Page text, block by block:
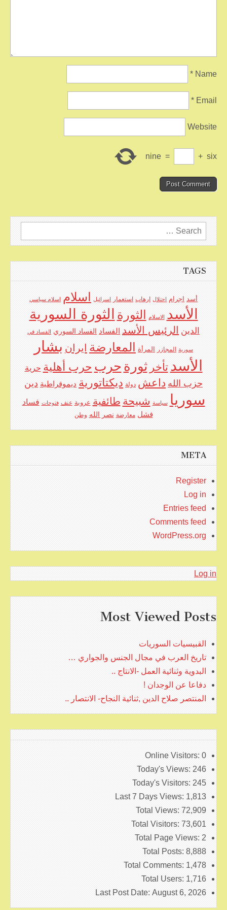
Name
*
Email
*
Website
six
+
=
nine
Search
for:
TAGS
أسد اجرام احتلال ارهاب استعمار اسرائيل اسلام اسلام سياسي
الأسد الاسلام الثورة الثورة السورية
الدين الرئيس الأسد الفساد الفساد السوري الفساد في
سورية المجازر المرأة المعارضة ايران بشار
الأسد تأخر ثورة حرب حرب أهلية حرية
حزب الله داعش دولة ديكتاتورية ديموقراطية دين
سوريا سياسة شبيحة طائفية عروبة عنف فتوحات فساد
فشل معارضة نصر الله وطن
META
Register
Log in
Entries feed
Comments feed
WordPress.org
Log in
Most Viewed Posts
القبيسيات السوريات
تاريخ العرب في مجال الجنس والجواري …
البدوية وثنائية العمل -الانتاج ..
دفاعا عن الوجدان !
المنتصر صلاح الدين ,ثنائية النجاح- الانتصار ..
Online Visitors: 0
Today's Views: 246
Today's Visitors: 245
Last 7 Days Views: 1,813
Total Views: 72,909
Total Visitors: 73,601
Total Page Views: 2
Total Posts: 8,888
Total Comments: 1,478
Total Users: 1,716
Last Post Date: August 6, 2026